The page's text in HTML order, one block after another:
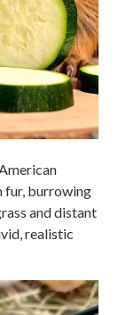
fur, burrowing
and distant
realistic